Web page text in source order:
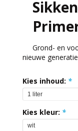
Grond- en
nieuwe
Kies inhoud: *
Kies kleur: *